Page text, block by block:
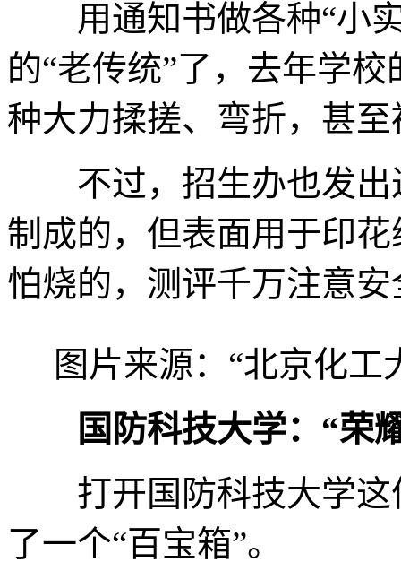
用通知书做各种“小实
的“老传统”了，去年学
种大力揉搓、弯折，甚
不过，招生办也发出
制成的，但表面用于印
怕烧的，测评千万注意安
图片来源：“北京化工
国防科技大学：“荣
打开国防科技大学这
了一个“百宝箱”。